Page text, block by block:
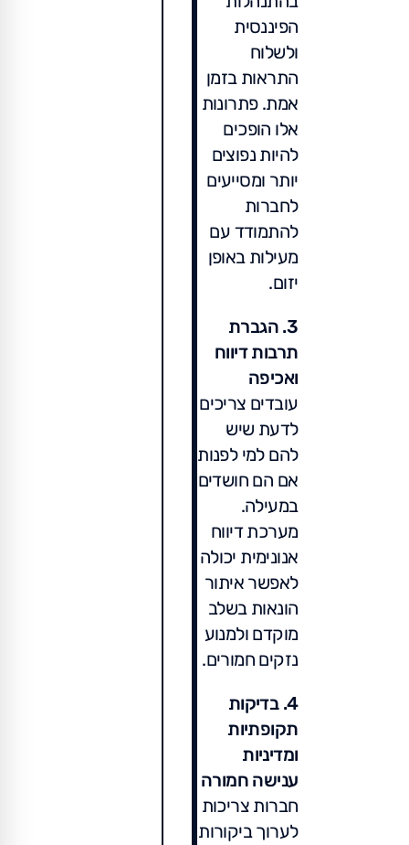
הפיננסית
ולשלוח
התראות בזמן
אמת. פתרונות
אלו הופכים
להיות נפוצים
יותר ומסייעים
לחברות
להתמודד עם
מעילות באופן
יזום.
3. הגברת
תרבות דיווח
ואכיפה
עובדים צריכים
לדעת שיש
להם למי לפנות
אם הם חושדים
במעילה.
מערכת דיווח
אנונימית יכולה
לאפשר איתור
הונאות בשלב
מוקדם ולמנוע
נזקים חמורים.
4. בדיקות
תקופתיות
ומדיניות
ענישה חמורה
חברות צריכות
לערוך ביקורות